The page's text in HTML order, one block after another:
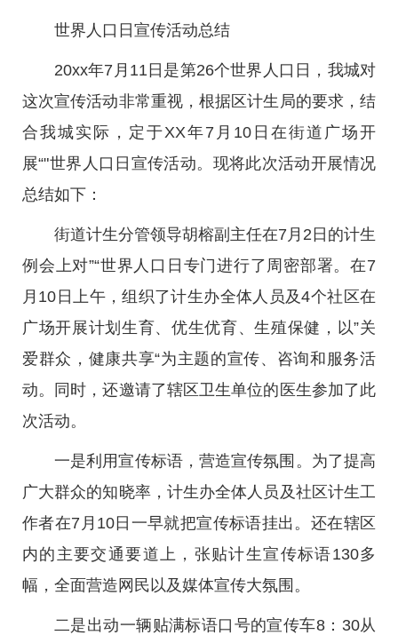
世界人口日宣传活动总结
20xx年7月11日是第26个世界人口日，我城对
这次宣传活动非常重视，根据区计生局的要求，结
合我城实际，定于XX年7月10日在街道广场开
展“"世界人口日宣传活动。现将此次活动开展情况
总结如下：
街道计生分管领导胡榕副主任在7月2日的计生
例会上对”“世界人口日专门进行了周密部署。在7
月10日上午，组织了计生办全体人员及4个社区在
广场开展计划生育、优生优育、生殖保健，以”关
爱群众，健康共享“为主题的宣传、咨询和服务活
动。同时，还邀请了辖区卫生单位的医生参加了此
次活动。
一是利用宣传标语，营造宣传氛围。为了提高
广大群众的知晓率，计生办全体人员及社区计生工
作者在7月10日一早就把宣传标语挂出。还在辖区
内的主要交通要道上，张贴计生宣传标语130多
幅，全面营造网民以及媒体宣传大氛围。
二是出动一辆贴满标语口号的宣传车8：30从